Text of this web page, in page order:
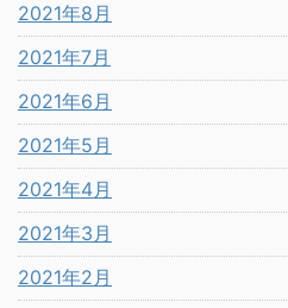
2021年8月
2021年7月
2021年6月
2021年5月
2021年4月
2021年3月
2021年2月